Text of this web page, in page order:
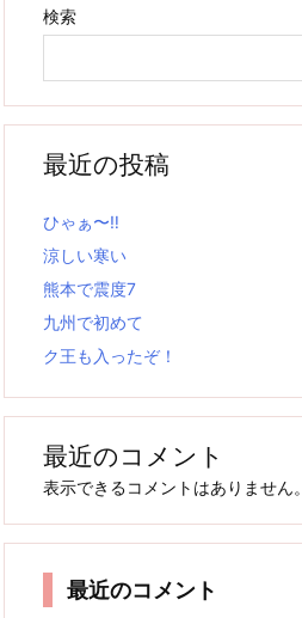
検索
最近の投稿
ひゃぁ〜‼
涼しい寒い
熊本で震度7
九州で初めて
ク王も入ったぞ！
最近のコメント
表示できるコメントはありません。
最近のコメント